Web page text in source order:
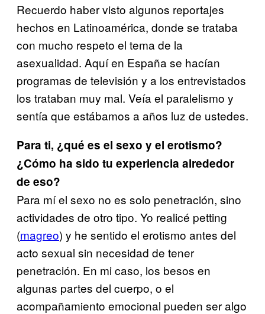
Recuerdo haber visto algunos reportajes
hechos en Latinoamérica, donde se trataba
con mucho respeto el tema de la
asexualidad. Aquí en España se hacían
programas de televisión y a los entrevistados
los trataban muy mal. Veía el paralelismo y
sentía que estábamos a años luz de ustedes.
Para ti, ¿qué es el sexo y el erotismo?
¿Cómo ha sido tu experiencia alrededor
de eso?
Para mí el sexo no es solo penetración, sino
actividades de otro tipo. Yo realicé petting
(magreo) y he sentido el erotismo antes del
acto sexual sin necesidad de tener
penetración. En mi caso, los besos en
algunas partes del cuerpo, o el
acompañamiento emocional pueden ser algo